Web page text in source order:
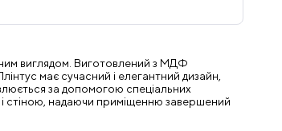
виглядом. Виготовлений з МДФ
має сучасний і елегантний дизайн,
за допомогою спеціальних
і стіною, надаючи приміщенню завершений